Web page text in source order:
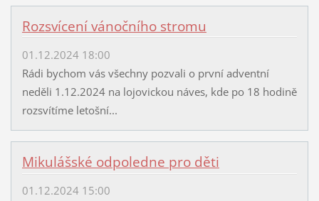
Rozsvícení vánočního stromu
01.12.2024 18:00
Rádi bychom vás všechny pozvali o první adventní
neděli 1.12.2024 na lojovickou náves, kde po 18 hodině
rozsvítíme letošní...
Mikulášské odpoledne pro děti
01.12.2024 15:00